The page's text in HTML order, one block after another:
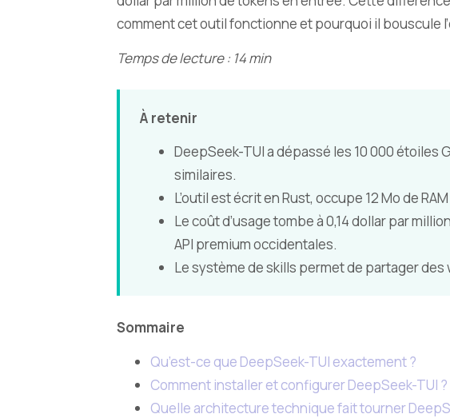
comment cet outil fonctionne et pourquoi il bouscule
Temps de lecture : 14 min
À retenir
DeepSeek-TUI a dépassé les 10 000
similaires.
L’outil est écrit en Rust, occupe 12 Mo de
Le coût d’usage tombe à 0,14 dollar par
API premium occidentales.
Le système de skills permet de partager
Sommaire
Qu’est-ce que DeepSeek-TUI exactement ?
Comment installer et configurer DeepSeek-TUI ?
Quelle architecture technique fait tourner